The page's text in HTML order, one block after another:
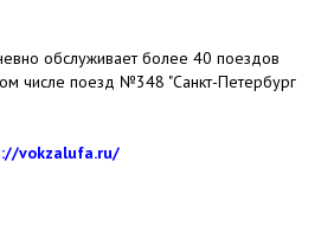
обслуживает более 40 поездов
числе поезд №348 "Санкт-Петербург
vokzalufa.ru/